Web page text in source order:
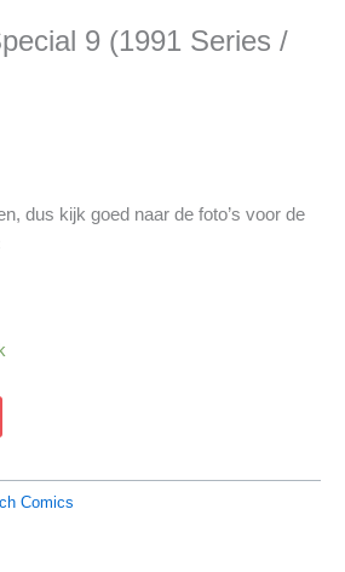
9 (1991 Series /
dus kijk goed naar de foto’s voor de
Comics